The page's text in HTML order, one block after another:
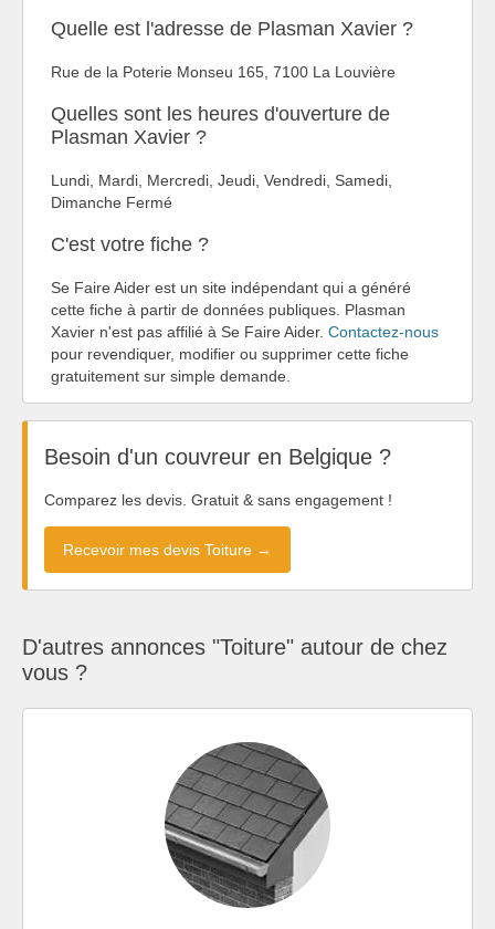
Quelle est l'adresse de Plasman Xavier ?
Rue de la Poterie Monseu 165, 7100 La Louvière
Quelles sont les heures d'ouverture de
Plasman Xavier ?
Lundi, Mardi, Mercredi, Jeudi, Vendredi, Samedi,
Dimanche Fermé
C'est votre fiche ?
Se Faire Aider est un site indépendant qui a généré
cette fiche à partir de données publiques. Plasman
Xavier n'est pas affilié à Se Faire Aider. Contactez-nous
pour revendiquer, modifier ou supprimer cette fiche
gratuitement sur simple demande.
Besoin d'un couvreur en Belgique ?
Comparez les devis. Gratuit & sans engagement !
Recevoir mes devis Toiture →
D'autres annonces "Toiture" autour de chez
vous ?